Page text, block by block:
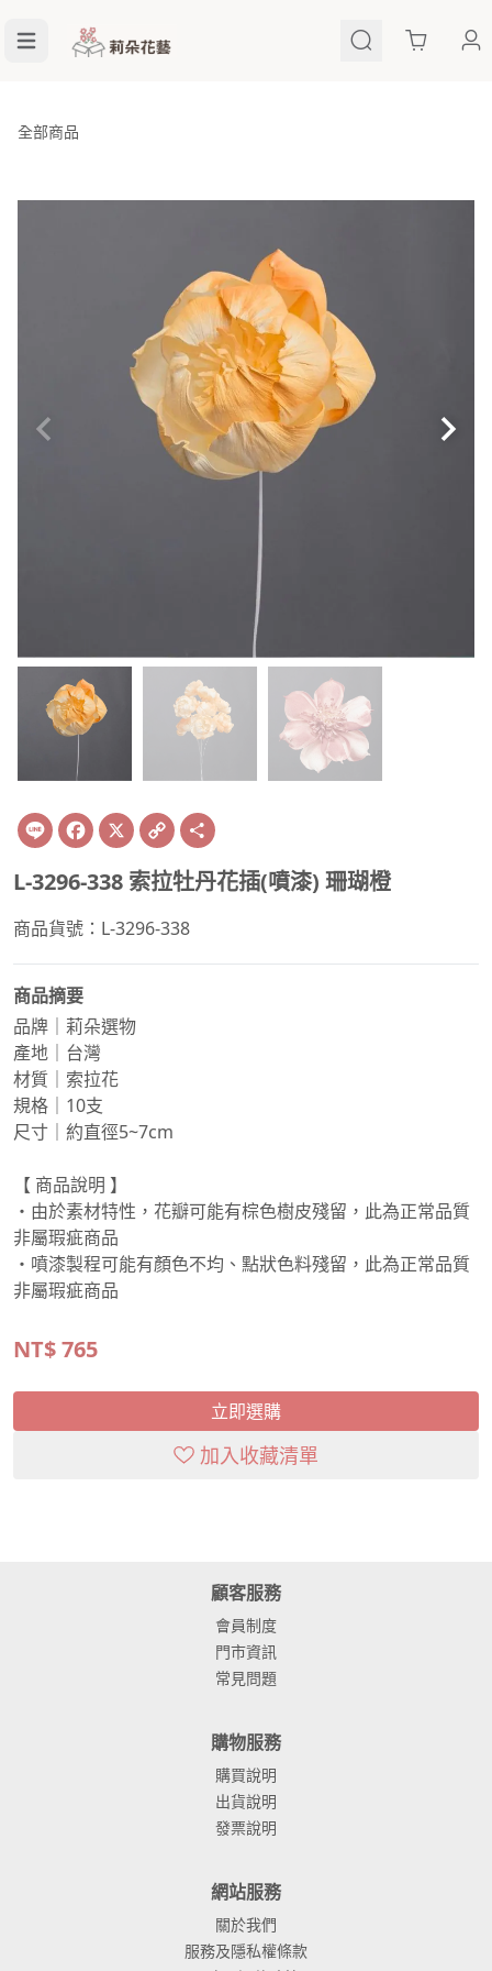
Cart
全部商品
Line Facebook
X Copy
Link
L-3296-338 索拉牡丹花插(噴漆) 珊瑚橙
商品貨號：L-3296-338
商品摘要
品牌｜莉朵選物
產地｜台灣
材質｜索拉花
規格｜10支
尺寸｜約直徑5~7cm
【 商品說明 】
・由於素材特性，花瓣可能有棕色樹皮殘留，此為正常品質
非屬瑕疵商品
・噴漆製程可能有顏色不均、點狀色料殘留，此為正常品質
非屬瑕疵商品
NT$765
立即選購
加入收藏清單
顧客服務
會員制度
門市資訊
常見問題
購物服務
購買說明
出貨說明
發票說明
網站服務
關於我們
服務及隱私權條款